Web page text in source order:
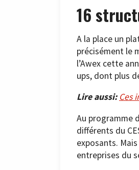
16
A la place un
précisément le
l’Awex cette
ups, dont plus
Lire aussi: Ces
Au programme
différents du
exposants.
entreprises du